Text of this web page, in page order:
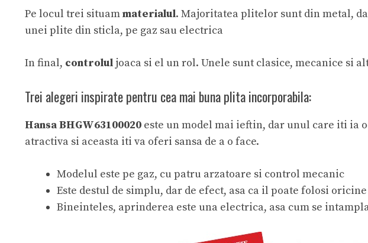
Pe locul trei situammaterialul. Majoritatea plitelor sunt din metal,
unei plite din sticla, pe gaz sau electrica
In final, controlul joaca si el un rol. Unele sunt clasice, mecanice si
Trei alegeri inspirate pentru cea mai buna plita incorporabila:
Hansa BHGW63100020 este un model mai ieftin, dar unul care iti ia
atractiva si aceasta iti va oferi sansa de a o face.
Modelul este pe gaz, cu patru arzatoare si control mecanic
Este destul de simplu, dar de efect, asa ca il poate folosi oricine
Bineinteles, aprinderea este una electrica, asa cum se